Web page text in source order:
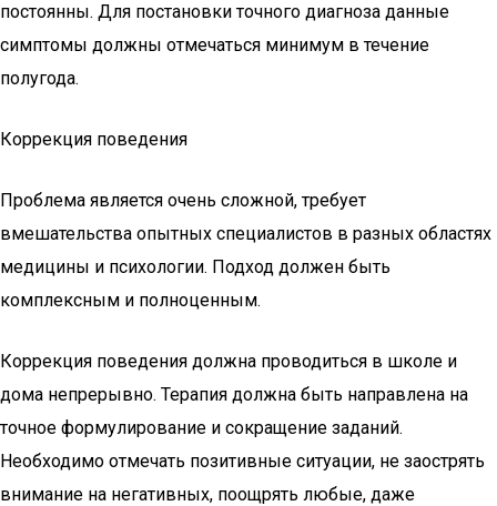
постоянны. Для постановки точного диагноза данные
симптомы должны отмечаться минимум в течение
полугода.
Коррекция поведения
Проблема является очень сложной, требует
вмешательства опытных специалистов в разных областях
медицины и психологии. Подход должен быть
комплексным и полноценным.
Коррекция поведения должна проводиться в школе и
дома непрерывно. Терапия должна быть направлена на
точное формулирование и сокращение заданий.
Необходимо отмечать позитивные ситуации, не заострять
внимание на негативных, поощрять любые, даже